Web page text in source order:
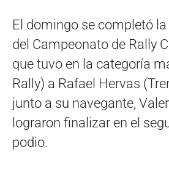
El domingo se completó
del Campeonato de Rally
que tuvo en la categoría
Rally) a Rafael Hervas
junto a su navegante,
lograron finalizar en el
podio.